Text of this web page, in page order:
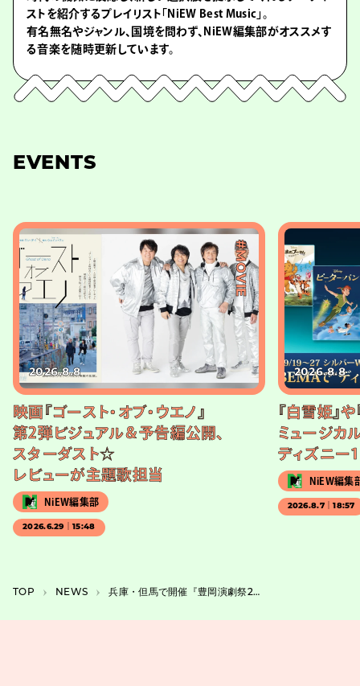
ストを紹介するプレイリスト「NiEW Best Music」。
有名無名やジャンル、国境を問わず、NiEW編集部がオススメす
る音楽を随時更新しています。
EVENTS
#MOVIE
2026.8.8
映画『ゴースト・オブ・ウエノ』
第2弾ビジュアル＆予告編公開、
スターダスト☆
レビューが主題歌担当
NiEW編集部
2026.6.29｜15:48
2026.8.8
『白雪姫』
ミュージカル
ディズニー
NiEW編集
2026.8.7｜18:57
TOP NEWS 兵庫・但馬で開催『豊岡演劇祭2026』公式プログラム＆フリンジプログラム発表